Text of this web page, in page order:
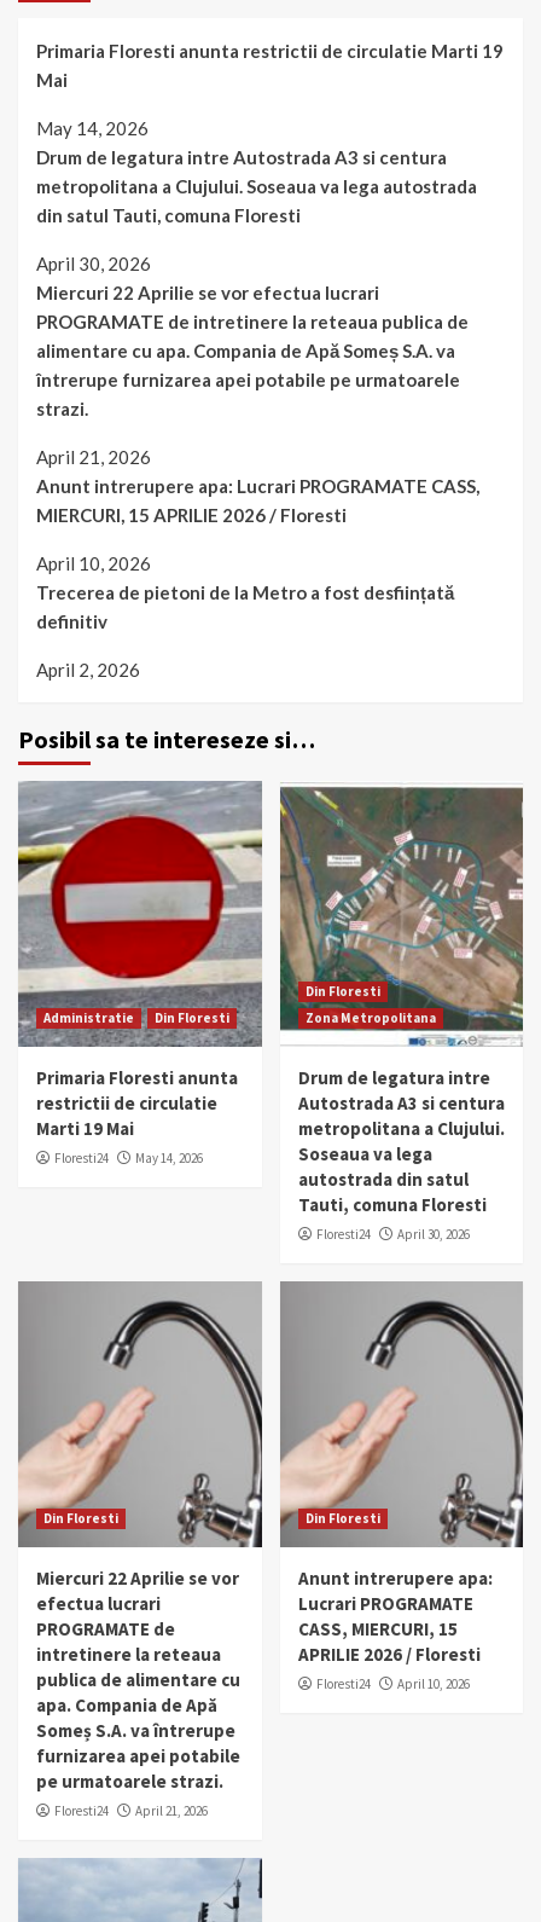
Primaria Floresti anunta restrictii de circulatie Marti 19
Mai
May 14, 2026
Drum de legatura intre Autostrada A3 si centura
metropolitana a Clujului. Soseaua va lega autostrada
din satul Tauti, comuna Floresti
April 30, 2026
Miercuri 22 Aprilie se vor efectua lucrari
PROGRAMATE de intretinere la reteaua publica de
alimentare cu apa. Compania de Apă Someș S.A. va
întrerupe furnizarea apei potabile pe urmatoarele
strazi.
April 21, 2026
Anunt intrerupere apa: Lucrari PROGRAMATE CASS,
MIERCURI, 15 APRILIE 2026 / Floresti
April 10, 2026
Trecerea de pietoni de la Metro a fost desființată
definitiv
April 2, 2026
Posibil sa te intereseze si…
Administratie Din Floresti
Primaria Floresti anunta
restrictii de circulatie
Marti 19 Mai
Floresti24 May 14, 2026
Din Floresti
Zona Metropolitana
Drum de legatura intre
Autostrada A3 si centura
metropolitana a Clujului.
Soseaua va lega
autostrada din satul
Tauti, comuna Floresti
Floresti24 April 30, 2026
Din Floresti
Miercuri 22 Aprilie se vor
efectua lucrari
PROGRAMATE de
intretinere la reteaua
publica de alimentare cu
apa. Compania de Apă
Someș S.A. va întrerupe
furnizarea apei potabile
pe urmatoarele strazi.
Floresti24 April 21, 2026
Din Floresti
Anunt intrerupere apa:
Lucrari PROGRAMATE
CASS, MIERCURI, 15
APRILIE 2026 / Floresti
Floresti24 April 10, 2026